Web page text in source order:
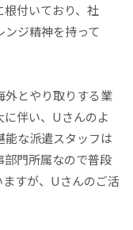
根付いており、社
ンジ精神を持って
外とやり取りする業
伴い、Uさんのよ
能な派遣スタッフは
部門所属なので普段
すが、Uさんのご活